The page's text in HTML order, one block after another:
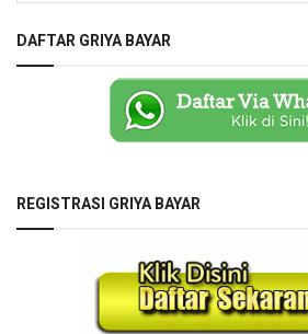
DAFTAR GRIYA BAYAR
REGISTRASI GRIYA BAYAR